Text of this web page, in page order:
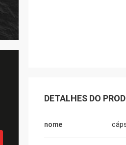
DETALHES DO
nome